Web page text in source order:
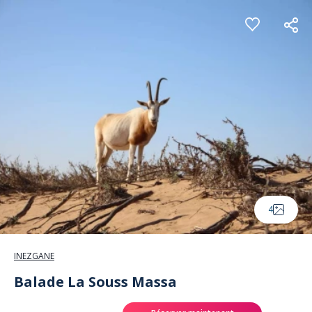
4
INEZGANE
Balade La Souss Massa